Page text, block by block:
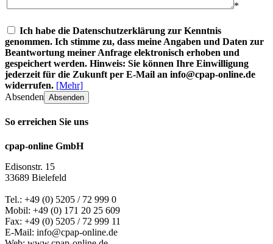
*
Ich habe die Datenschutzerklärung zur Kenntnis
genommen. Ich stimme zu, dass meine Angaben und Daten zur
Beantwortung meiner Anfrage elektronisch erhoben und
gespeichert werden. Hinweis: Sie können Ihre Einwilligung
jederzeit für die Zukunft per E-Mail an info@cpap-online.de
widerrufen. [Mehr]
Absenden Absenden
So erreichen Sie uns
cpap-online GmbH
Edisonstr. 15
33689 Bielefeld
Tel.: +49 (0) 5205 / 72 999 0
Mobil: +49 (0) 171 20 25 609
Fax: +49 (0) 5205 / 72 999 11
E-Mail: info@cpap-online.de